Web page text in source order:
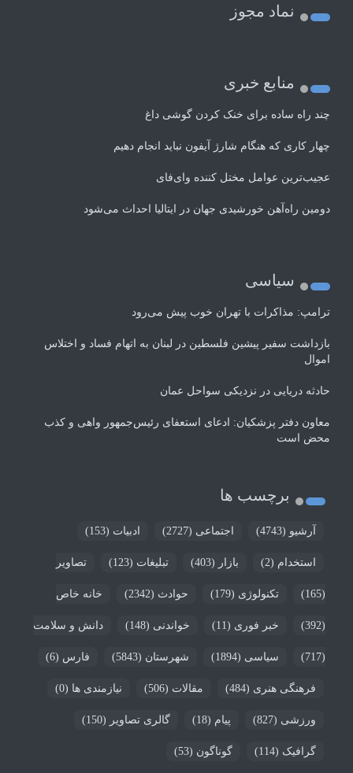
نماد مجوز
منابع خبری
چند راه‌ ساده برای خنک کردن گوشی داغ
چهار کاری که هنگام شارژ آیفون نباید انجام دهیم
عجیب‌ترین عوامل مختل کننده وای‌فای
دومین راه‌آهن خورشیدی جهان در ایتالیا احداث می‌شود
سیاسی
ترامپ: مذاکرات با تهران خوب پیش می‌رود
بازداشت سفیر پیشین فلسطین در لبنان به اتهام فساد و اختلاس
اموال
حادثه دریایی در نزدیکی سواحل عمان
معاون دفتر پزشکیان: ادعای استعفای رئیس‌جمهور واهی و کذب
محض است
برچسب ها
آرشیو (4743) اجتماعی (2727) ادبیات (153)
استخدام (2) بازار (403) تبلیغات (123) تصاویر
(165) تکنولوژی (179) حوادث (2342) خانه خاص
(392) خبر فوری (11) خواندنی (148) دانش و سلامت
(717) سیاسی (1894) شهرستان (5843) فارس (6)
فرهنگی هنری (484) مقالات (506) نیازمندی ها (0)
ورزشی (827) پیام (18) گالری تصاویر (150)
گرافیک (114) گوناگون (53)